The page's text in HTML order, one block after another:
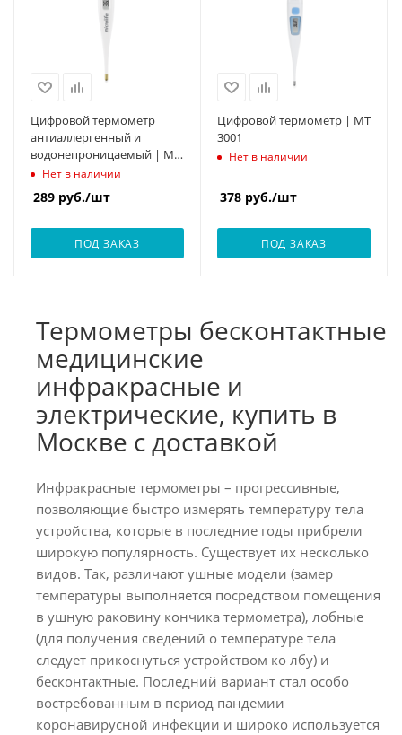
Цифровой термометр
антиаллергенный и
водонепроницаемый | МТ
1671Нет в наличии
289 руб./шт
ПОД ЗАКАЗ
Цифровой термометр | MT
3001
Нет в наличии
378 руб./шт
ПОД ЗАКАЗ
Термометры бесконтактные
медицинские
инфракрасные и
электрические, купить в
Москве с доставкой
Инфракрасные термометры – прогрессивные,
позволяющие быстро измерять температуру тела
устройства, которые в последние годы прибрели
широкую популярность. Существует их несколько
видов. Так, различают ушные модели (замер
температуры выполняется посредством помещения
в ушную раковину кончика термометра), лобные
(для получения сведений о температуре тела
следует прикоснуться устройством ко лбу) и
бесконтактные. Последний вариант стал особо
востребованным в период пандемии
коронавирусной инфекции и широко используется